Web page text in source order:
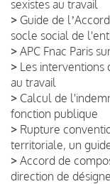
sexistes au travail
> Guide de
socle social de
> APC Fnac Paris
> Les
au travail
> Calcul de
fonction publique
> Rupture
territoriale, un
> Accord de
direction de